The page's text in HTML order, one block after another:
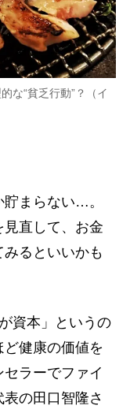
な“貧乏行動”？（イ
まらない…。
直して、お金
るといいかも
資本」というの
健康の価値を
ラーでファイ
の田口智隆さ